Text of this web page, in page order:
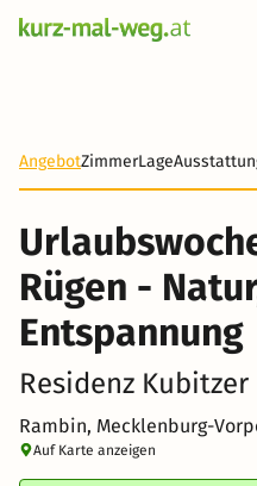
AngebotZimmerLage
Rügen -
Entspannung
Residenz
Rambin, Mecklenburg-
Auf Karte anzeigen